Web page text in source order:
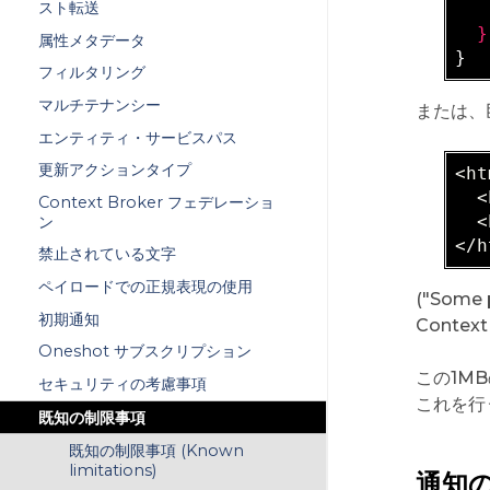
スト転送
属性メタデータ
フィルタリング
マルチテナンシー
エンティティ・サービスパス
更新アクションタイプ
Context Broker フェデレーショ
ン
禁止されている文字
ペイロードでの正規表現の使用
初期通知
Oneshot サブスクリプション
セキュリティの考慮事項
既知の制限事項
既知の制限事項 (Known
limitations)
または
</
("Some
Context
この
これを